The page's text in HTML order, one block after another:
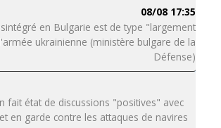
08/08 17:35
en Bulgarie est de type "largement
ukrainienne (ministère bulgare de la
Défense)
fait état de discussions "positives" avec
en garde contre les attaques de navires